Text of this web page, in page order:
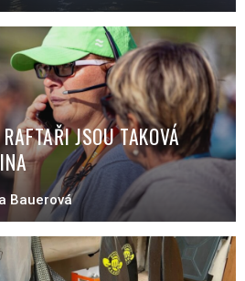
JSOU TAKOVÁ
Bauerová